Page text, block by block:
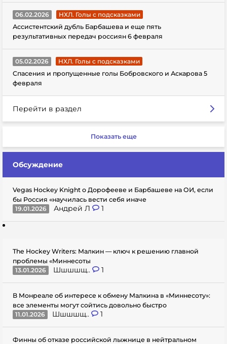
06.02.2026
НХЛ. Голы с подсказками
Ассистентский дубль Барбашева и еще пять
результативных передач россиян 6 февраля
05.02.2026
НХЛ. Голы с подсказками
Спасения и пропущенные голы Бобровского и Аскарова 5
февраля
Перейти в раздел
Показать еще
Обсуждение
Vegas Hockey Knight о Дорофееве и Барбашеве на ОИ, если
бы Россия «научилась вести себя иначе
19.01.2026
Андрей Л 1
The Hockey Writers: Малкин — ключ к решению главной
проблемы «Миннесоты
13.01.2026
Шшшшщ.. 1
В Монреале об интересе к обмену Малкина в «Миннесоту»:
все элементы могут сойтись довольно быстро
11.01.2026
Шшшшщ.. 1
Финны об отказе российской лыжнице в нейтральном